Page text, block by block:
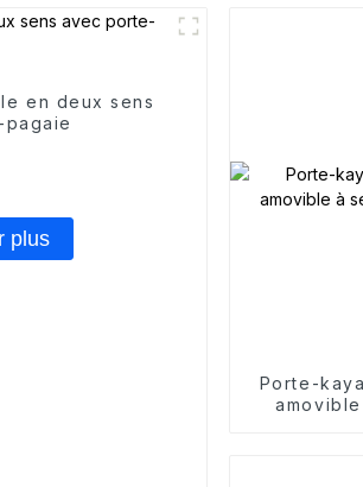
en deux sens
plus
Porte-